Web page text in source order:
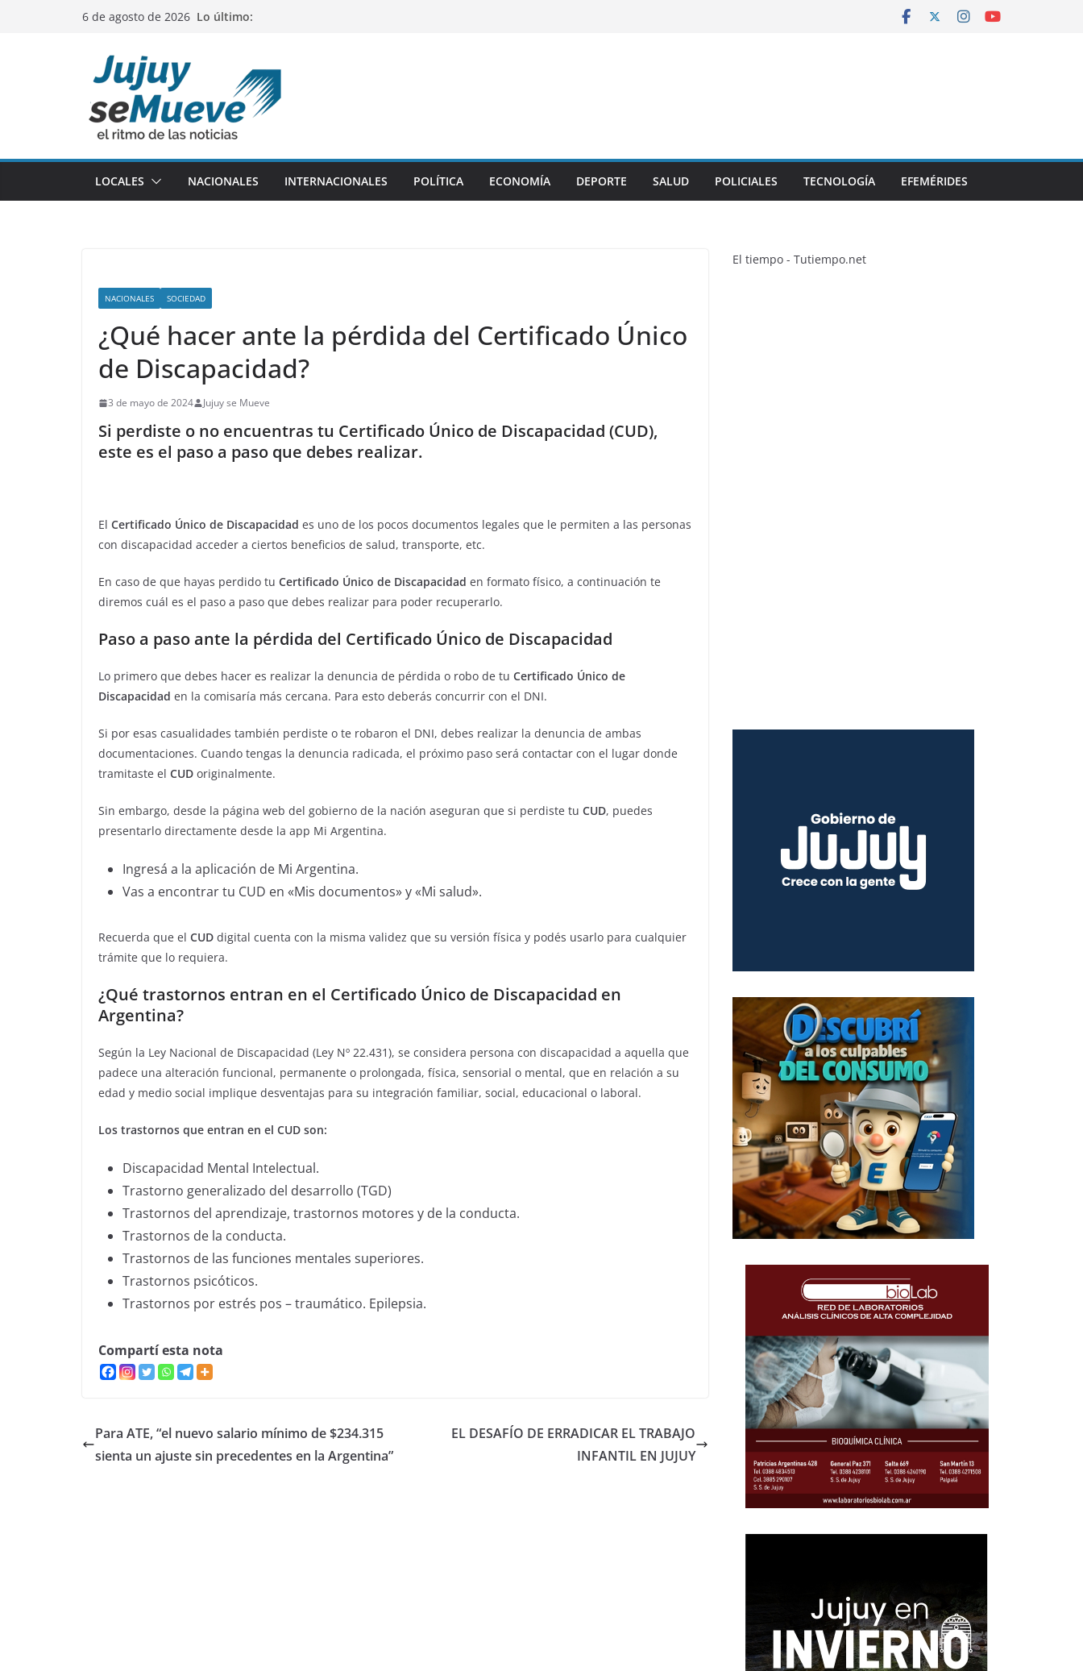
6 de agosto de 2026 Lo último:
LOCALES NACIONALES INTERNACIONALES POLÍTICA ECONOMÍA DEPORTE SALUD POLICIALES TECNOLOGÍA EFEMÉRIDES
NACIONALES SOCIEDAD
¿Qué hacer ante la pérdida del Certificado Único
de Discapacidad?
3 de mayo de 2024 Jujuy se Mueve
Si perdiste o no encuentras tu Certificado Único de Discapacidad (CUD),
este es el paso a paso que debes realizar.
El Certificado Único de Discapacidad es uno de los pocos documentos legales que le permiten a las personas
con discapacidad acceder a ciertos beneficios de salud, transporte, etc.
En caso de que hayas perdido tu Certificado Único de Discapacidad en formato físico, a continuación te
diremos cuál es el paso a paso que debes realizar para poder recuperarlo.
Paso a paso ante la pérdida del Certificado Único de Discapacidad
Lo primero que debes hacer es realizar la denuncia de pérdida o robo de tu Certificado Único de
Discapacidad en la comisaría más cercana. Para esto deberás concurrir con el DNI.
Si por esas casualidades también perdiste o te robaron el DNI, debes realizar la denuncia de ambas
documentaciones. Cuando tengas la denuncia radicada, el próximo paso será contactar con el lugar donde
tramitaste el CUD originalmente.
Sin embargo, desde la página web del gobierno de la nación aseguran que si perdiste tu CUD, puedes
presentarlo directamente desde la app Mi Argentina.
Ingresá a la aplicación de Mi Argentina.
Vas a encontrar tu CUD en «Mis documentos» y «Mi salud».
Recuerda que el CUD digital cuenta con la misma validez que su versión física y podés usarlo para cualquier
trámite que lo requiera.
¿Qué trastornos entran en el Certificado Único de Discapacidad en
Argentina?
Según la Ley Nacional de Discapacidad (Ley Nº 22.431), se considera persona con discapacidad a aquella que
padece una alteración funcional, permanente o prolongada, física, sensorial o mental, que en relación a su
edad y medio social implique desventajas para su integración familiar, social, educacional o laboral.
Los trastornos que entran en el CUD son:
Discapacidad Mental Intelectual.
Trastorno generalizado del desarrollo (TGD)
Trastornos del aprendizaje, trastornos motores y de la conducta.
Trastornos de la conducta.
Trastornos de las funciones mentales superiores.
Trastornos psicóticos.
Trastornos por estrés pos – traumático. Epilepsia.
Compartí esta nota
Para ATE, “el nuevo salario mínimo de $234.315
sienta un ajuste sin precedentes en la Argentina”
EL DESAFÍO DE ERRADICAR EL TRABAJO
INFANTIL EN JUJUY
El tiempo - Tutiempo.net